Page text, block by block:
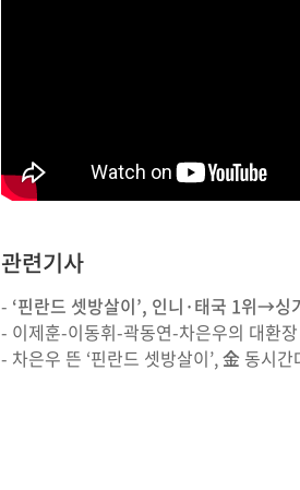
관련기사
- ‘핀란드 셋방살이’, 인니·태국 1위→싱
- 이제훈-이동휘-곽동연-차은우의 대환
- 차은우 뜬 ‘핀란드 셋방살이’, 金 동시